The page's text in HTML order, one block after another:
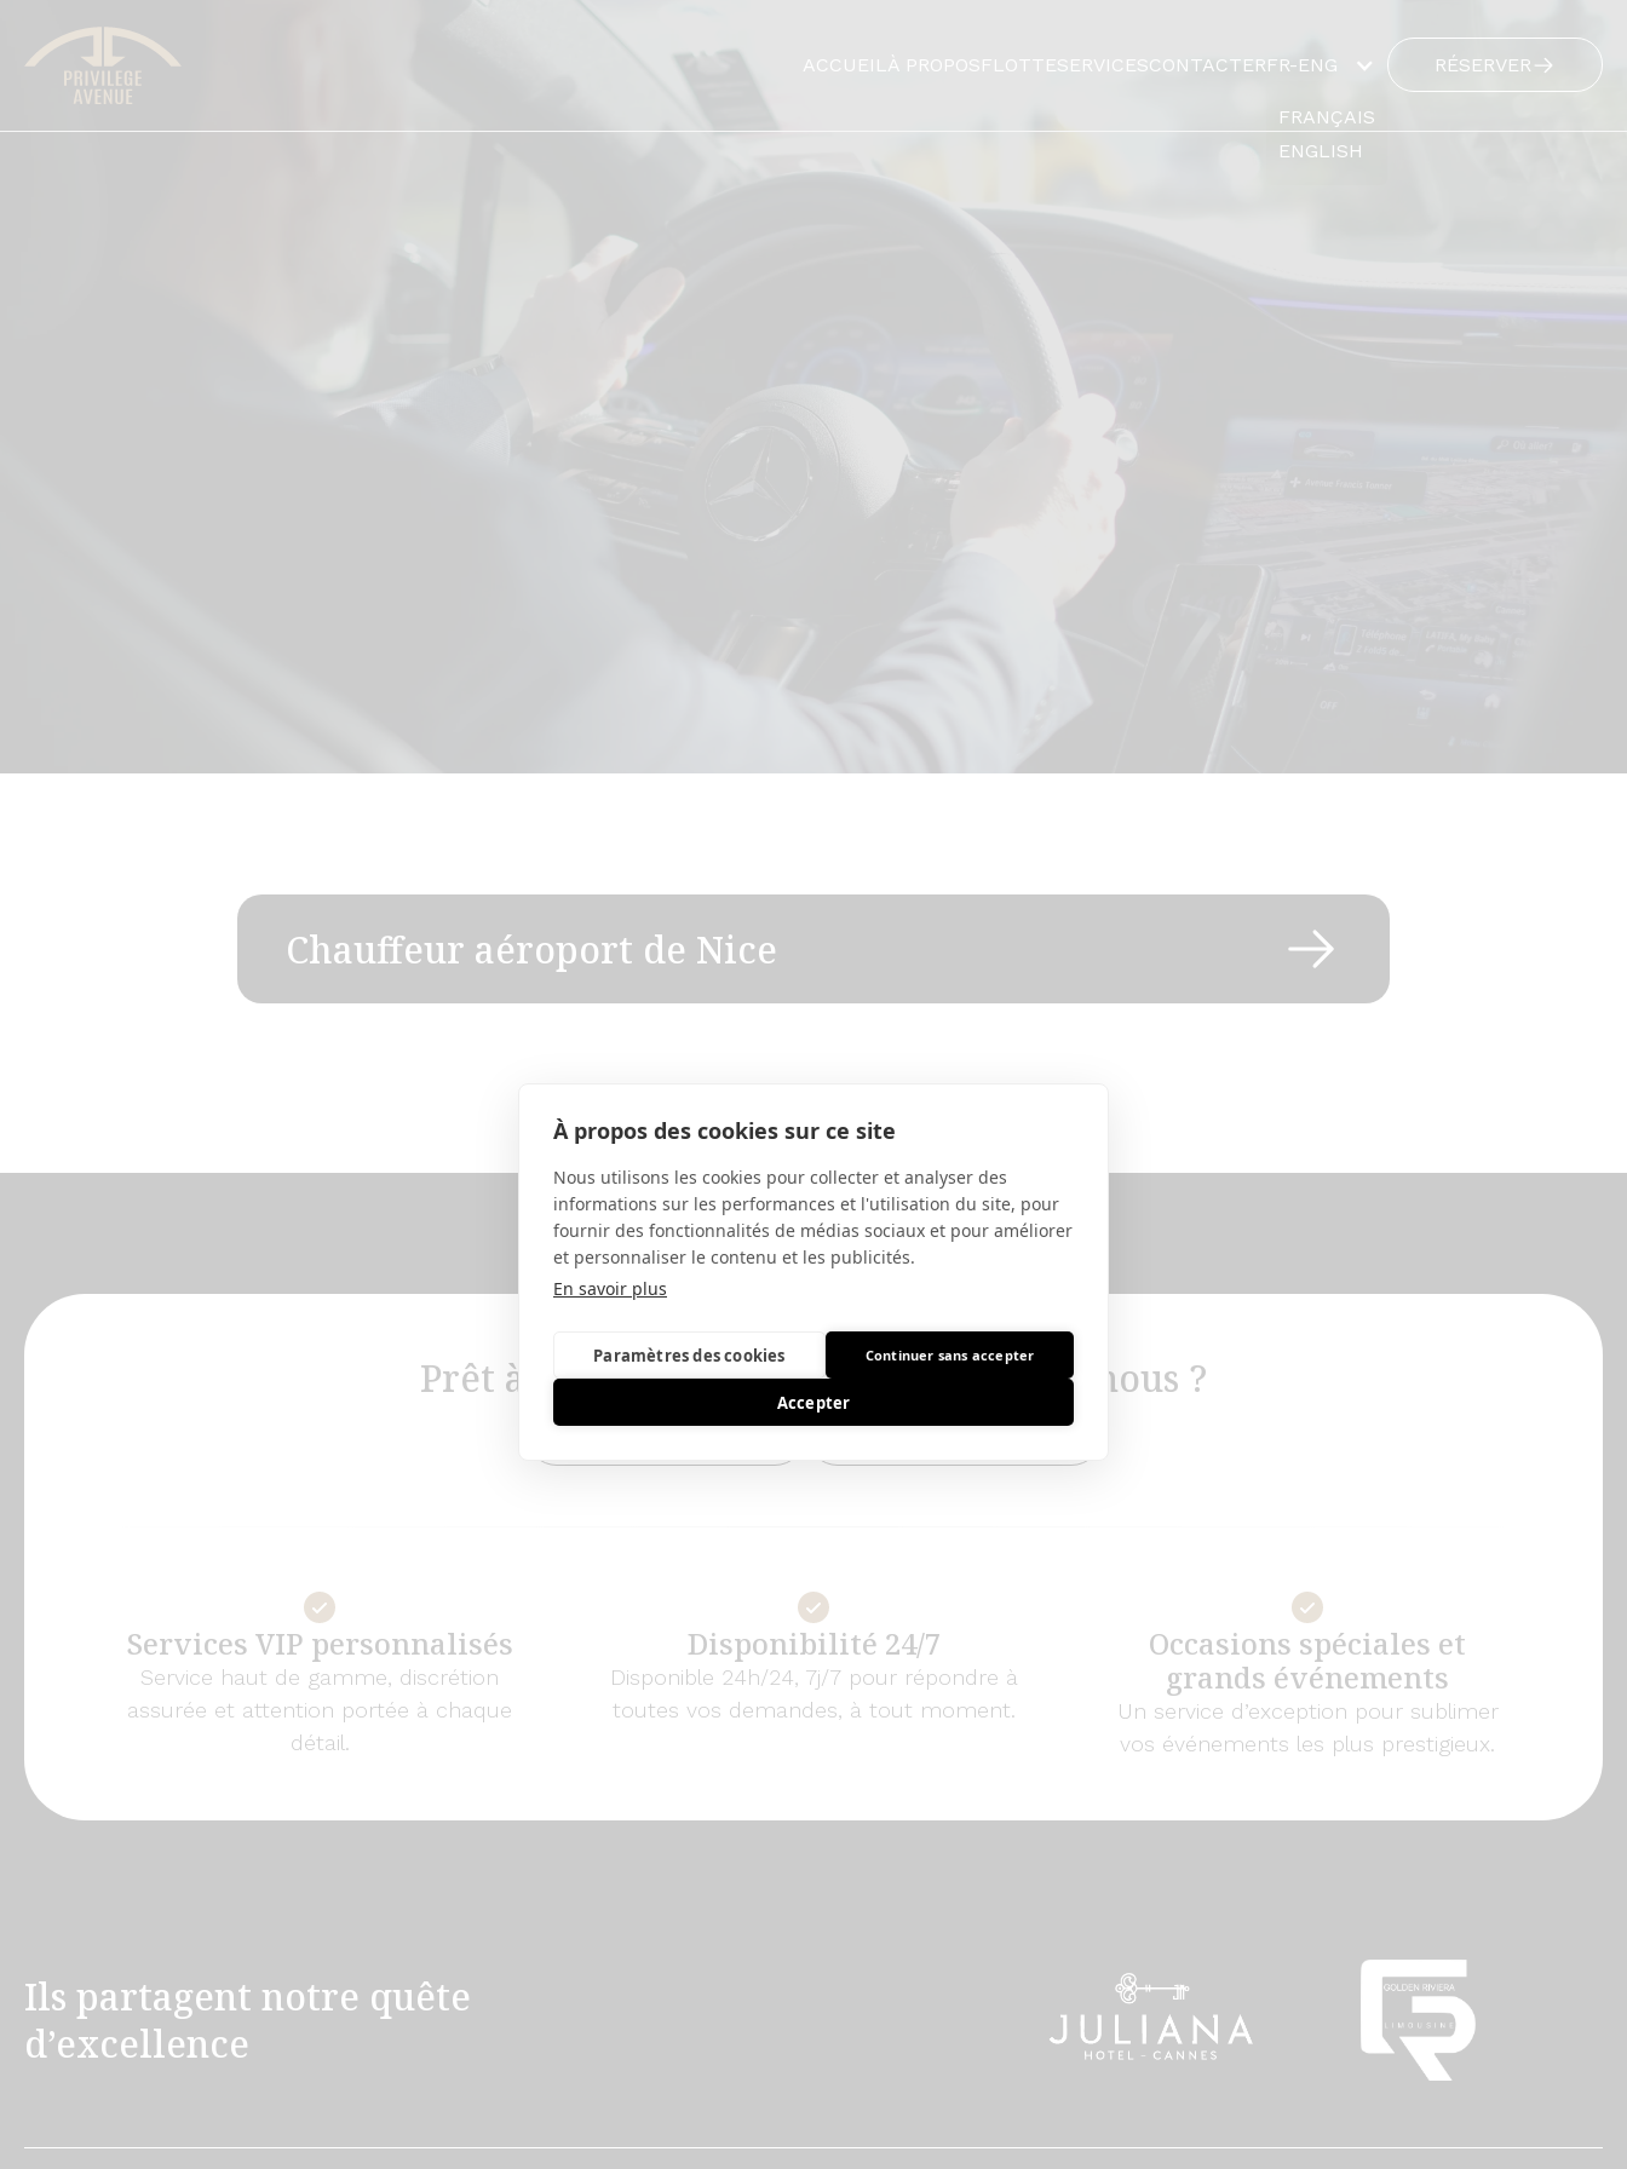
À propos des cookies sur ce site
Nous utilisons les cookies pour collecter et analyser des
informations sur les performances et l'utilisation du site, pour
fournir des fonctionnalités de médias sociaux et pour améliorer
et personnaliser le contenu et les publicités.
En savoir plus
Paramètres des cookies Continuer sans accepter
Accepter
ACCUEILÀ PROPOSFLOTTESERVICESCONTACTERFR-ENG
FRANÇAIS
ENGLISH
RÉSERVER
Chauffeur aéroport de Nice
Prêt à commencer votre voyage avec nous ?
NOS SERVICES NOS VÉHICULES
Services VIP personnalisés
Service haut de gamme, discrétion
assurée et attention portée à chaque
détail.
Disponibilité 24/7
Disponible 24h/24, 7j/7 pour répondre à
toutes vos demandes, à tout moment.
Occasions spéciales et
grands événements
Un service d’exception pour sublimer
vos événements les plus prestigieux.
Ils partagent notre quête
d’excellence